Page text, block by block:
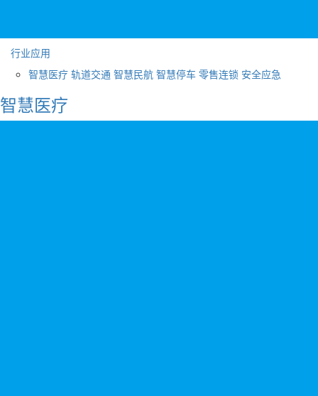
行业应用
智慧医疗 轨道交通 智慧民航 智慧停车 零售连锁 安全应急
智慧医疗